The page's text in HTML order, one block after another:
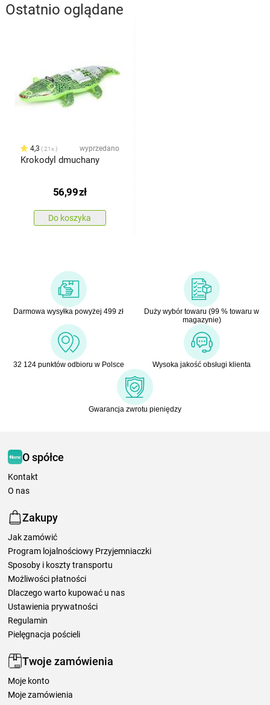
Ostatnio oglądane
4,3 21x wyprzedano
Krokodyl dmuchany
56,99zł
Do koszyka
Darmowa wysyłka powyżej 499 zł
Duży wybór towaru (99 % towaru w
magazynie)
32 124 punktów odbioru w Polsce Wysoka jakość obsługi klienta
Gwarancja zwrotu pieniędzy
O spółce
Kontakt
O nas
Zakupy
Jak zamówić
Program lojalnościowy Przyjemniaczki
Sposoby i koszty transportu
Możliwości płatności
Dlaczego warto kupować u nas
Ustawienia prywatności
Regulamin
Pielęgnacja pościeli
Twoje zamówienia
Moje konto
Moje zamówienia